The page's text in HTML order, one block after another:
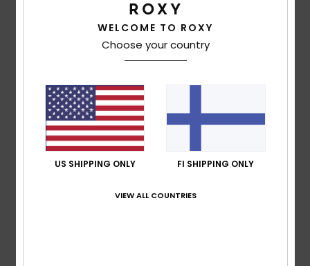
Too large
Color
5
24. toukokuuta 2026
WELCOME TO ROXY
Choose your country
US SHIPPING ONLY FI SHIPPING ONLY
VIEW ALL COUNTRIES